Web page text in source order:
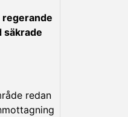
regerande
säkrade
redan